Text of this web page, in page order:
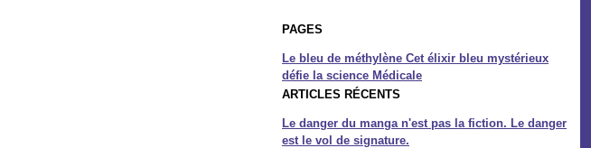
PAGES
Le bleu de méthylène Cet élixir bleu mystérieux
défie la science Médicale
ARTICLES RÉCENTS
Le danger du manga n'est pas la fiction. Le danger
est le vol de signature.